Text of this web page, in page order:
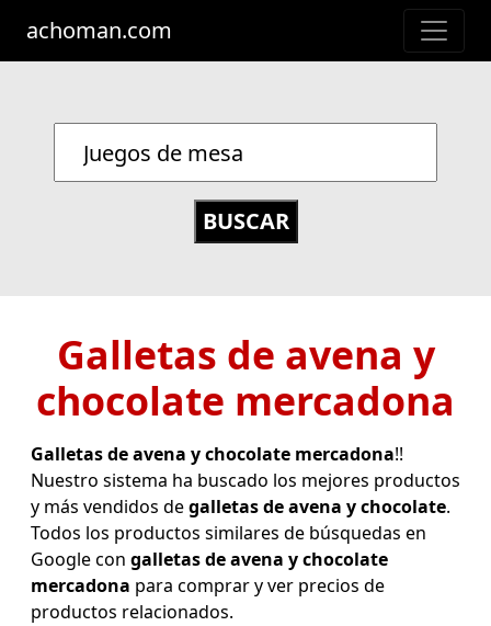
achoman.com
Galletas de avena y
chocolate mercadona
Galletas de avena y chocolate mercadona!!
Nuestro sistema ha buscado los mejores productos
y más vendidos degalletas de avena y chocolate.
Todos los productos similares de búsquedas en
Google con galletas de avena y chocolate
mercadona para comprar y ver precios de
productos relacionados.